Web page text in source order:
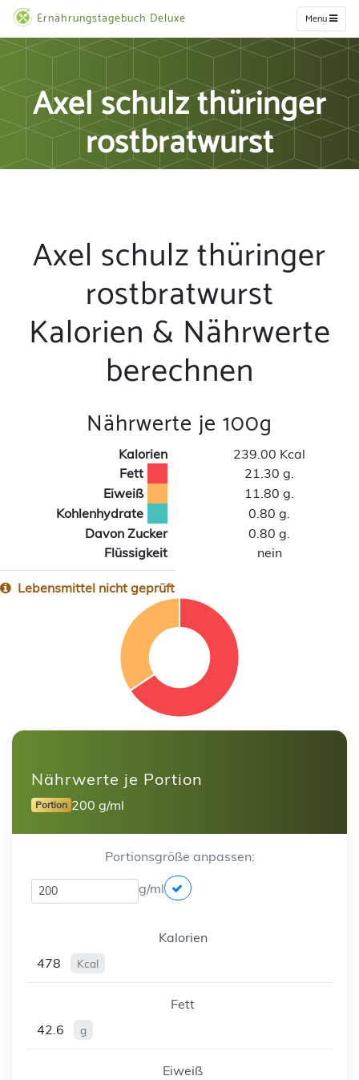
Ernährungstagebuch Deluxe Menu
Axel schulz thüringer
rostbratwurst
Axel schulz thüringer
rostbratwurst
Kalorien & Nährwerte
berechnen
Nährwerte je 100g
Kalorien
239.00 Kcal
Fett
21.30 g.
Eiweiß
11.80 g.
Kohlenhydrate
0.80 g.
Davon Zucker
0.80 g.
Flüssigkeit
nein
Lebensmittel nicht geprüft
Nährwerte je Portion
Portion 200 g/ml
Portionsgröße anpassen:
g/ml
Kalorien
478
Kcal
Fett
42.6
g
Eiweiß